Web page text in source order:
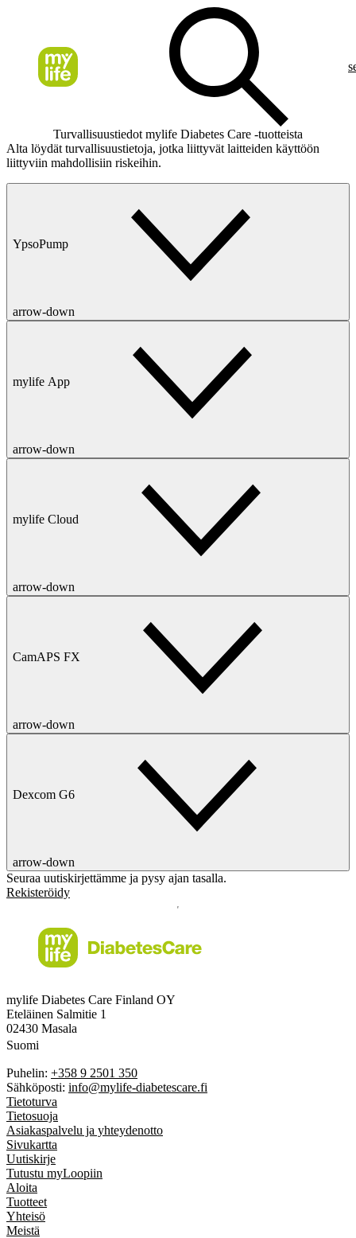
Turvallisuustiedot mylife Diabetes Care -tuotteista
Alta löydät turvallisuustietoja, jotka liittyvät laitteiden käyttöön
liittyviin mahdollisiin riskeihin.
YpsoPump
arrow-down
mylife App
arrow-down
mylife Cloud
arrow-down
CamAPS FX
arrow-down
Dexcom G6
arrow-down
Seuraa uutiskirjettämme ja pysy ajan tasalla.
Rekisteröidy
mylife Diabetes Care Finland OY
Eteläinen Salmitie 1
02430 Masala
Suomi
Puhelin: +358 9 2501 350
Sähköposti: info@mylife-diabetescare.fi
Tietoturva
Tietosuoja
Asiakaspalvelu ja yhteydenotto
Sivukartta
Uutiskirje
Tutustu myLoopiin
Aloita
Tuotteet
Yhteisö
Meistä